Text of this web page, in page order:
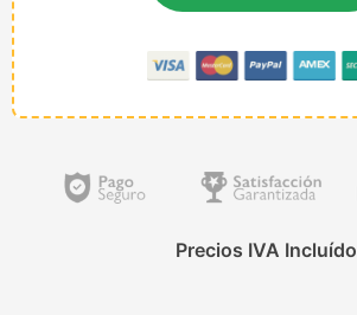
Precios IVA Incluído